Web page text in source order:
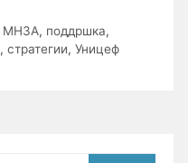
МНЗА, поддршка,
, стратегии, Уницеф